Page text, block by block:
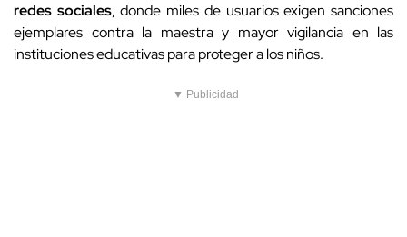
redes sociales, donde miles de usuarios exigen sanciones
ejemplares contra la maestra y mayor vigilancia en las
instituciones educativas para proteger a los niños.
▼ Publicidad